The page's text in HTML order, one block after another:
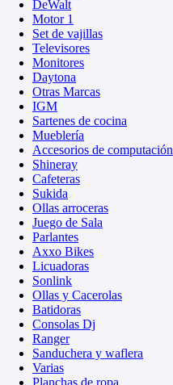
DeWalt
Motor 1
Set de vajillas
Televisores
Monitores
Daytona
Otras Marcas
IGM
Sartenes de cocina
Mueblería
Accesorios de computación
Shineray
Cafeteras
Sukida
Ollas arroceras
Juego de Sala
Parlantes
Axxo Bikes
Licuadoras
Sonlink
Ollas y Cacerolas
Batidoras
Consolas Dj
Ranger
Sanduchera y waflera
Varias
Planchas de ropa